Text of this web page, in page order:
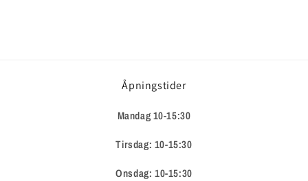
Åpningstider
Mandag 10-15:30
Tirsdag: 10-15:30
Onsdag: 10-15:30